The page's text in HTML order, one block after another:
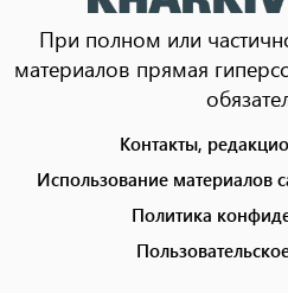
При полном или
материалов прямая
menu
Контакты,
Использование материалов
Политика